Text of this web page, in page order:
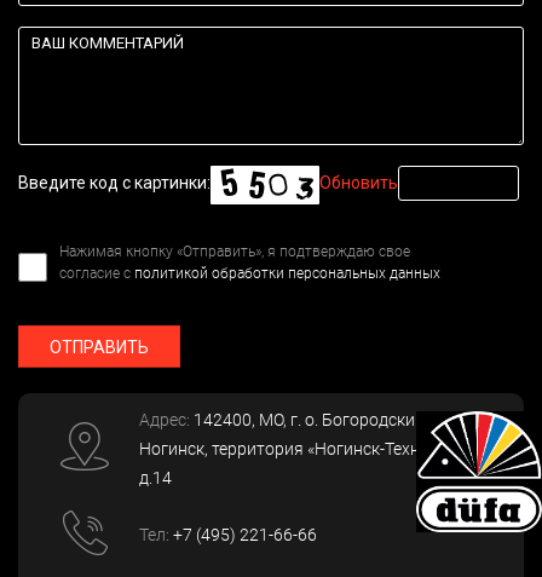
Введите код с картинки: Обновить
Нажимая кнопку «Отправить», я подтверждаю свое
согласие с политикой обработки персональных данных
ОТПРАВИТЬ
Адрес: 142400, МО, г. о. Богородский, г.
Ногинск, территория «Ногинск-Технопарк»,
д.14
Тел: +7 (495) 221-66-66